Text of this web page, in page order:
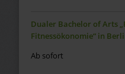
Dualer Bachelor of Arts
Fitnessökonomie“ in
Ab sofort